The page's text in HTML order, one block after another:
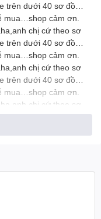
trên dưới 40 sơ đồ…
mua…shop cảm ơn.
chị cứ theo sơ
trên dưới 40 sơ đồ…
mua…shop cảm ơn.
chị cứ theo sơ
trên dưới 40 sơ đồ…
mua…shop cảm ơn.
chị cứ theo sơ
trên dưới 40 sơ đồ…
mua…shop cảm ơn.